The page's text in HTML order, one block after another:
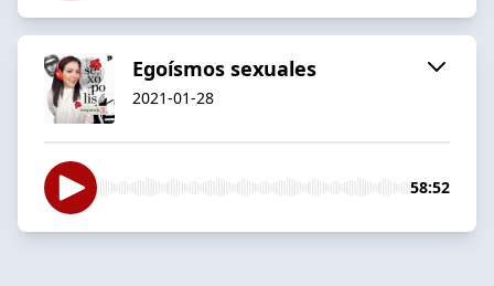
Egoísmos sexuales
2021-01-28
58:52